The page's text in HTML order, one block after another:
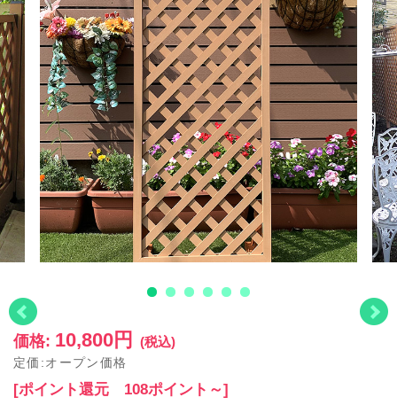
価格: 10,800円 (税込)
定価:オープン価格
[ポイント還元 108ポイント～]